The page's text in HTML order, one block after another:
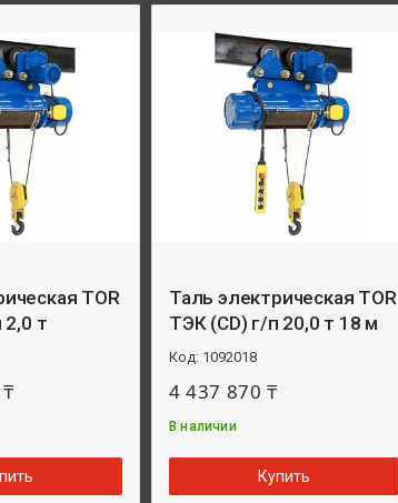
TOR
2,0 т
Таль электрическая TOR
ТЭК (CD) г/п 20,0 т 18 м
1092018
4 437 870 ₸
В наличии
Купить